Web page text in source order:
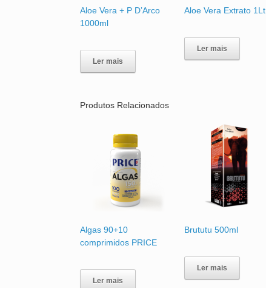
Aloe Vera + P D’Arco
1000ml
Ler mais
Aloe Vera Extrato 1Lt
Ler mais
Produtos Relacionados
Algas 90+10
comprimidos PRICE
Ler mais
Brututu 500ml
Ler mais